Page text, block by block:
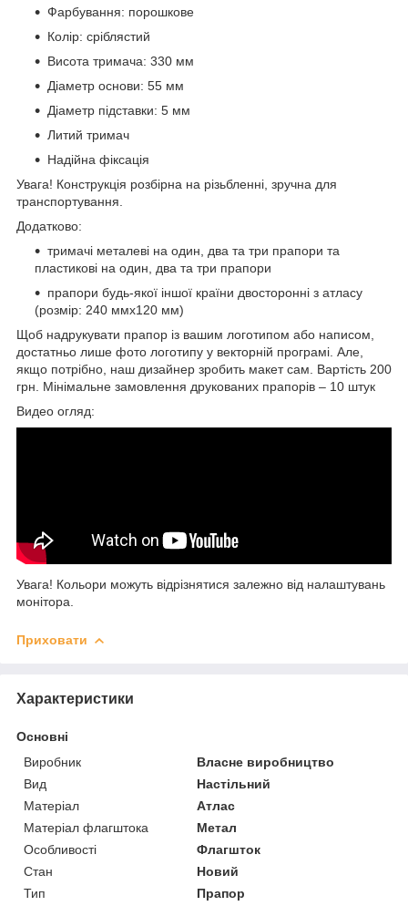
Фарбування: порошкове
Колір: сріблястий
Висота тримача: 330 мм
Діаметр основи: 55 мм
Діаметр підставки: 5 мм
Литий тримач
Надійна фіксація
Увага! Конструкція розбірна на різьбленні, зручна для
транспортування.
Додатково:
тримачі металеві на один, два та три прапори та
пластикові на один, два та три прапори
прапори будь-якої іншої країни двосторонні з атласу
(розмір: 240 ммх120 мм)
Щоб надрукувати прапор із вашим логотипом або написом,
достатньо лише фото логотипу у векторній програмі. Але,
якщо потрібно, наш дизайнер зробить макет сам. Вартість 200
грн. Мінімальне замовлення друкованих прапорів – 10 штук
Видео огляд:
Увага! Кольори можуть відрізнятися залежно від налаштувань
монітора.
Приховати
Характеристики
Основні
Виробник
Власне виробництво
Вид
Настільний
Матеріал
Атлас
Матеріал флагштока
Метал
Особливості
Флагшток
Стан
Новий
Тип
Прапор